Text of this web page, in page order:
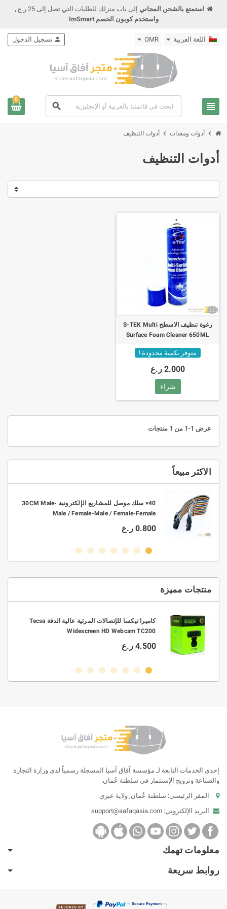
استمتع بالشحن المجاني إلى باب منزلك للطلبات التي تصل إلى 25 ر.ع
,
واستخدم كوبون الخصم ImSmart
اللغة العربية OMR
view_headline
search
person تسجيل الدخول
0
chevron_right أدوات ومعدات chevron_right أدوات التنظيف
الاكثر مبيعاً
40× سلك موصل للمشاريع الإلكترونية 30CM Male-
Male / Female-Male / Female-Female
0.800 ر.ع
منتجات مميزة
كاميرا تيكسا للإتصالات المرئية عالية الدقة Tecsa
Widescreen HD Webcam TC200
4.500 ر.ع
أدوات التنظيف
رغوة تنظيف الاسطح S-TEK Multi
Surface Foam Cleaner 650ML
متوفر بكمية محدودة !
2.000 ر.ع
شراء
عرض 1-1 من 1 منتجات
إحدى الخدمات التابعة لـ مؤسسة آفاق آسيا المسجلة رسمياً لدى وزارة التجارة
والصناعة وترويج الإستثمار في سلطنة عُمان.
المقر الرئيسي: سلطنة عُمان, ولاية عبري
البريد الإلكتروني: support@aafaqasia.com
معلومات تهمك
روابط سريعة